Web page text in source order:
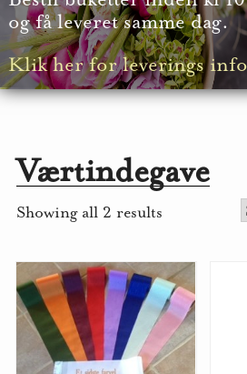
og få leveret samme dag.
Klik her for leverings info
Værtindegave
Showing all 2 results